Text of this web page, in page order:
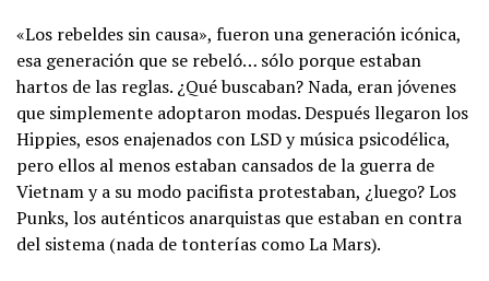
«Los rebeldes sin causa», fueron una generación icónica,
esa generación que se rebeló… sólo porque estaban
hartos de las reglas. ¿Qué buscaban? Nada, eran jóvenes
que simplemente adoptaron modas. Después llegaron los
Hippies, esos enajenados con LSD y música psicodélica,
pero ellos al menos estaban cansados de la guerra de
Vietnam y a su modo pacifista protestaban, ¿luego? Los
Punks, los auténticos anarquistas que estaban en contra
del sistema (nada de tonterías como La Mars).